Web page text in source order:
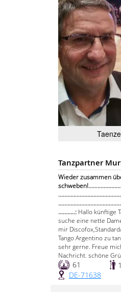
Tanzpartner
Wieder zusammen
...........: Hallo künftige
suche eine nette
mir
Tango Argentino zu
sehr gerne. Freue
Nachricht. schöne
61
DE-71638